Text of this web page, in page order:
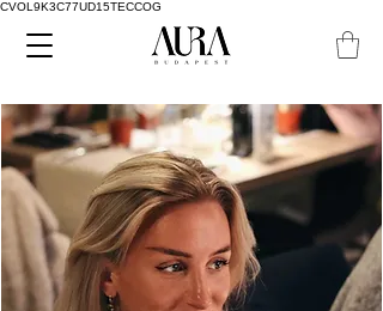
CVOL9K3C77UD15TECCOG